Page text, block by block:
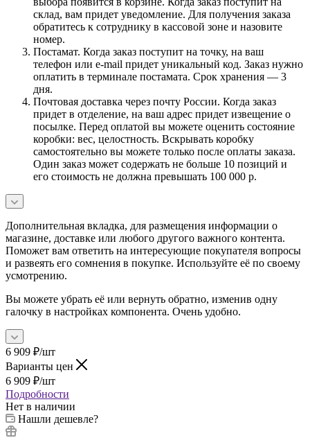
склад, вам придет уведомление. Для получения заказа
обратитесь к сотруднику в кассовой зоне и назовите
номер.
Постамат. Когда заказ поступит на точку, на ваш
телефон или e-mail придет уникальный код. Заказ нужно
оплатить в терминале постамата. Срок хранения — 3
дня.
Почтовая доставка через почту России. Когда заказ
придет в отделение, на ваш адрес придет извещение о
посылке. Перед оплатой вы можете оценить состояние
коробки: вес, целостность. Вскрывать коробку
самостоятельно вы можете только после оплаты заказа.
Один заказ может содержать не больше 10 позиций и
его стоимость не должна превышать 100 000 р.
Дополнительная вкладка, для размещения информации о
магазине, доставке или любого другого важного контента.
Поможет вам ответить на интересующие покупателя вопросы
и развеять его сомнения в покупке. Используйте её по своему
усмотрению.
Вы можете убрать её или вернуть обратно, изменив одну
галочку в настройках компонента. Очень удобно.
6 909 ₽/шт
Варианты цен
6 909 ₽/шт
Подробности
Нет в наличии
Нашли дешевле?